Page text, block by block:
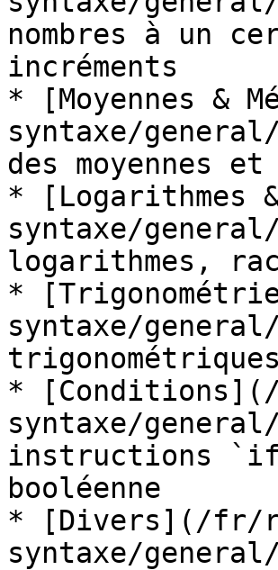
nombres à un
incréments
* [Moyennes &
syntaxe/
des moyennes et
* [Logarithmes
syntaxe/
logarithmes,
*
syntaxe/
*
syntaxe/
instructions
booléenne
* [Divers](/fr/
syntaxe/